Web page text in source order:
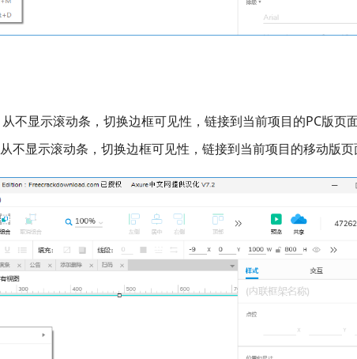
不显示滚动条，切换边框可见性，链接到当前项目的PC版页
不显示滚动条，切换边框可见性，链接到当前项目的移动版页